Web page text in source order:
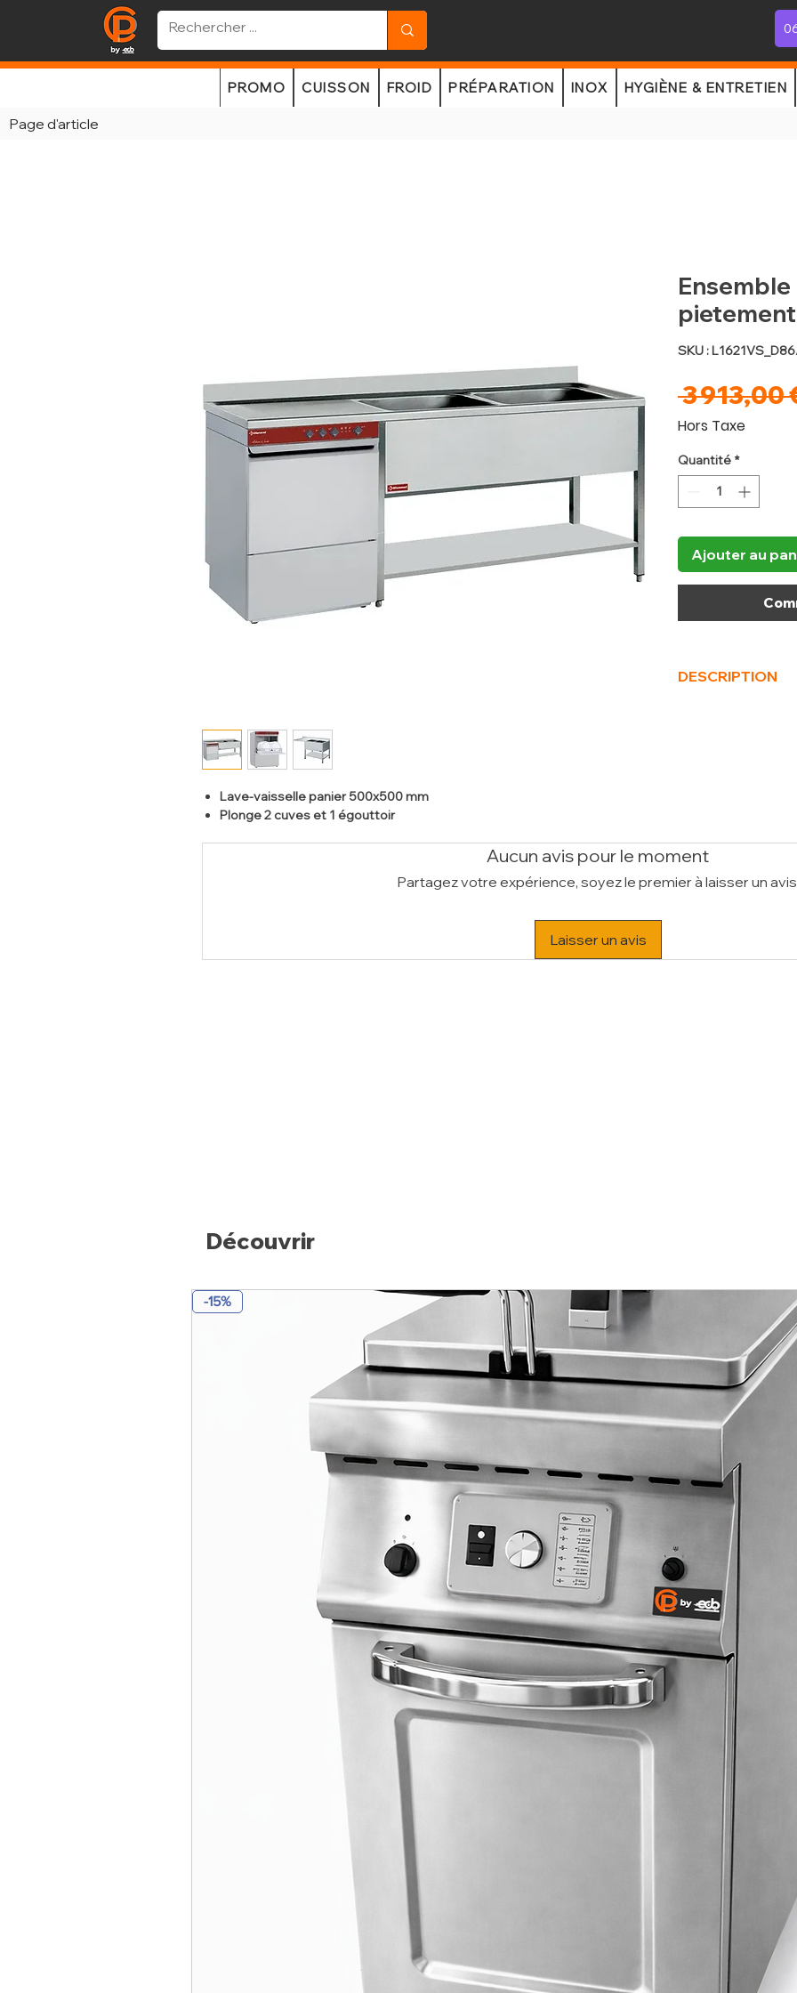
PROMO CUISSON FROID PRÉPARATION INOX HYGIÈNE & ENTRETIEN
Page d'article
Lave-vaisselle panier 500x500 mm
Plonge 2 cuves et 1 égouttoir
SKU :
3 913,00
Hors Taxe
Quantité *
Ajouter au
DESCRIPTION
Aucun avis pour le moment
Partagez votre expérience, soyez le premier à laisser un
Laisser un avis
Découvrir
-15%